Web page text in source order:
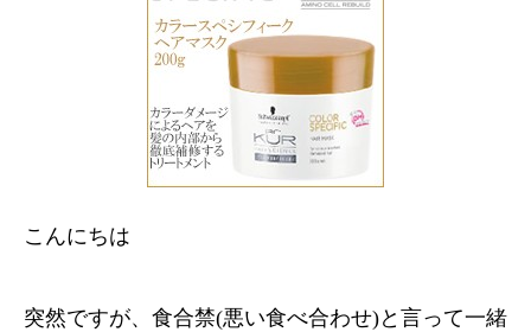
こんにちは
突然ですが、食合禁(悪い食べ合わせ)と言って一緒